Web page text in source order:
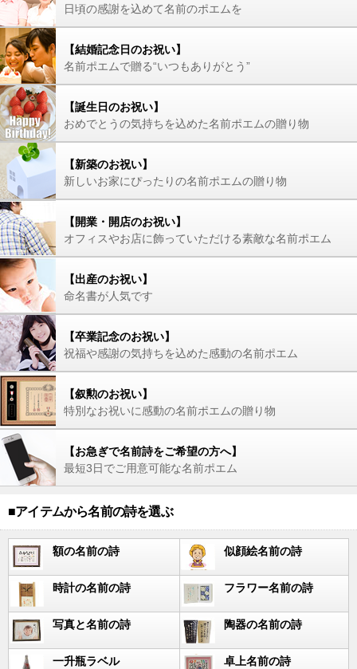
日頃の感謝を込めて名前のポエムを
【結婚記念日のお祝い】
名前ポエムで贈る“いつもありがとう”
【誕生日のお祝い】
おめでとうの気持ちを込めた名前ポエムの贈り物
【新築のお祝い】
新しいお家にぴったりの名前ポエムの贈り物
【開業・開店のお祝い】
オフィスやお店に飾っていただける素敵な名前ポエム
【出産のお祝い】
命名書が人気です
【卒業記念のお祝い】
祝福や感謝の気持ちを込めた感動の名前ポエム
【叙勲のお祝い】
特別なお祝いに感動の名前ポエムの贈り物
【お急ぎで名前詩をご希望の方へ】
最短3日でご用意可能な名前ポエム
■アイテムから名前の詩を選ぶ
額の名前の詩 似顔絵名前の詩
時計の名前の詩 フラワー名前の詩
写真と名前の詩 陶器の名前の詩
一升瓶ラベル 卓上名前の詩